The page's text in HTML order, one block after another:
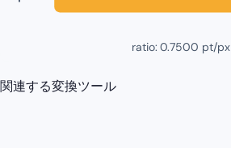
ratio:0.7500 pt/px
関連する変換ツール